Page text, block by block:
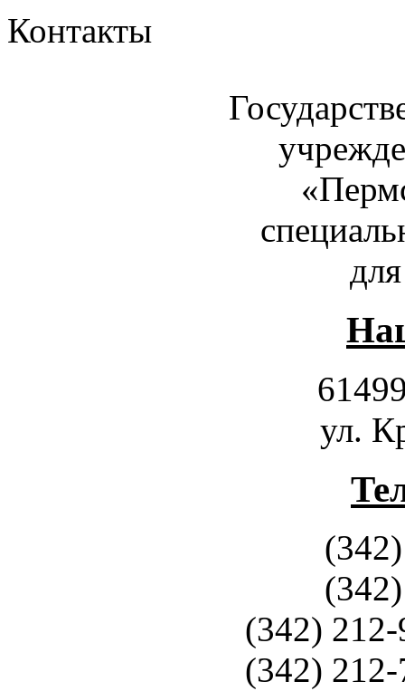
Контакты
ул.
(342)
(342)